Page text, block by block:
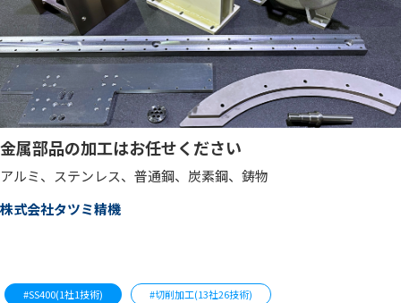
金属部品の加工はお任せください
アルミ、ステンレス、普通鋼、炭素鋼、鋳物
株式会社タツミ精機
#SS400(1社1技術)
#切削加工(13社26技術)